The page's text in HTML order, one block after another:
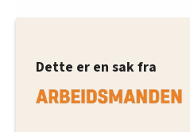
Dette er en sak fra